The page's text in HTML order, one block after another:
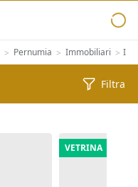
> Pernumia > Immobiliari >
Filtra
VETRINA